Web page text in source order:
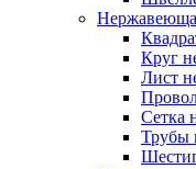
Круг
Лист
Сетка
Трубы